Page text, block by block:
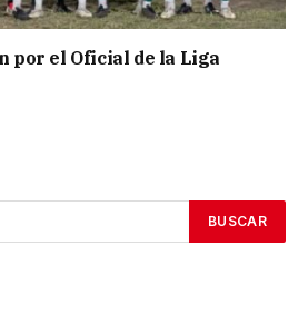
por el Oficial de la Liga